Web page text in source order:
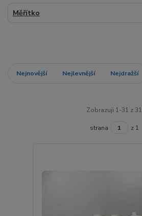
Měřítko
Nejnovější Nejlevnější Nejdražší
Zobrazuji 1-31 z 31
strana z 1